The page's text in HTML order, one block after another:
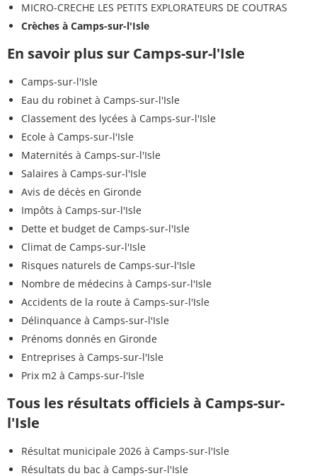
MICRO-CRECHE LES PETITS EXPLORATEURS DE COUTRAS
Crèches à Camps-sur-l'Isle
En savoir plus sur Camps-sur-l'Isle
Camps-sur-l'Isle
Eau du robinet à Camps-sur-l'Isle
Classement des lycées à Camps-sur-l'Isle
Ecole à Camps-sur-l'Isle
Maternités à Camps-sur-l'Isle
Salaires à Camps-sur-l'Isle
Avis de décès en Gironde
Impôts à Camps-sur-l'Isle
Dette et budget de Camps-sur-l'Isle
Climat de Camps-sur-l'Isle
Risques naturels de Camps-sur-l'Isle
Nombre de médecins à Camps-sur-l'Isle
Accidents de la route à Camps-sur-l'Isle
Délinquance à Camps-sur-l'Isle
Prénoms donnés en Gironde
Entreprises à Camps-sur-l'Isle
Prix m2 à Camps-sur-l'Isle
Tous les résultats officiels à Camps-sur-
l'Isle
Résultat municipale 2026 à Camps-sur-l'Isle
Résultats du bac à Camps-sur-l'Isle